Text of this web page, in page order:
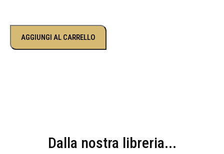
AGGIUNGI AL CARRELLO
Dalla nostra libreria...